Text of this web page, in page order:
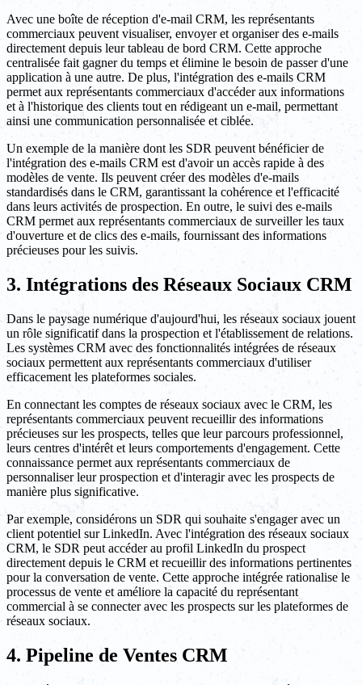
Avec une boîte de réception d'e-mail CRM, les représentants
commerciaux peuvent visualiser, envoyer et organiser des e-mails
directement depuis leur tableau de bord CRM. Cette approche
centralisée fait gagner du temps et élimine le besoin de passer d'une
application à une autre. De plus, l'intégration des e-mails CRM
permet aux représentants commerciaux d'accéder aux informations
et à l'historique des clients tout en rédigeant un e-mail, permettant
ainsi une communication personnalisée et ciblée.
Un exemple de la manière dont les SDR peuvent bénéficier de
l'intégration des e-mails CRM est d'avoir un accès rapide à des
modèles de vente. Ils peuvent créer des modèles d'e-mails
standardisés dans le CRM, garantissant la cohérence et l'efficacité
dans leurs activités de prospection. En outre, le suivi des e-mails
CRM permet aux représentants commerciaux de surveiller les taux
d'ouverture et de clics des e-mails, fournissant des informations
précieuses pour les suivis.
3. Intégrations des Réseaux Sociaux CRM
Dans le paysage numérique d'aujourd'hui, les réseaux sociaux jouent
un rôle significatif dans la prospection et l'établissement de relations.
Les systèmes CRM avec des fonctionnalités intégrées de réseaux
sociaux permettent aux représentants commerciaux d'utiliser
efficacement les plateformes sociales.
En connectant les comptes de réseaux sociaux avec le CRM, les
représentants commerciaux peuvent recueillir des informations
précieuses sur les prospects, telles que leur parcours professionnel,
leurs centres d'intérêt et leurs comportements d'engagement. Cette
connaissance permet aux représentants commerciaux de
personnaliser leur prospection et d'interagir avec les prospects de
manière plus significative.
Par exemple, considérons un SDR qui souhaite s'engager avec un
client potentiel sur LinkedIn. Avec l'intégration des réseaux sociaux
CRM, le SDR peut accéder au profil LinkedIn du prospect
directement depuis le CRM et recueillir des informations pertinentes
pour la conversation de vente. Cette approche intégrée rationalise le
processus de vente et améliore la capacité du représentant
commercial à se connecter avec les prospects sur les plateformes de
réseaux sociaux.
4. Pipeline de Ventes CRM